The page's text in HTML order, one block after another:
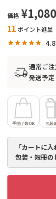
価格 ¥1,080
11 ポイント進呈
通常ご
発送予定
「カートに
包装・短冊の